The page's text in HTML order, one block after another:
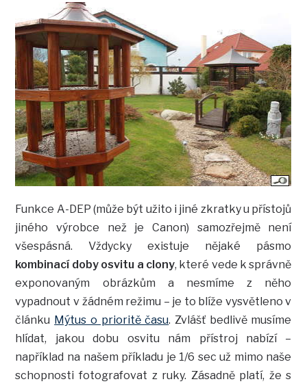
Funkce A-DEP (může být užito i jiné zkratky u přístojů
jiného výrobce než je Canon) samozřejmě není
všespásná. Vždycky existuje nějaké pásmo
kombinací doby osvitu a clony, které vede k správně
exponovaným obrázkům a nesmíme z něho
vypadnout v žádném režimu – je to blíže vysvětleno v
článku Mýtus o prioritě času. Zvlášť bedlivě musíme
hlídat, jakou dobu osvitu nám přístroj nabízí –
například na našem příkladu je 1/6 sec už mimo naše
schopnosti fotografovat z ruky. Zásadně platí, že s